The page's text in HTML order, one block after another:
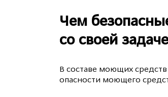
Чем
со своей
В составе моющих
опасности моющего